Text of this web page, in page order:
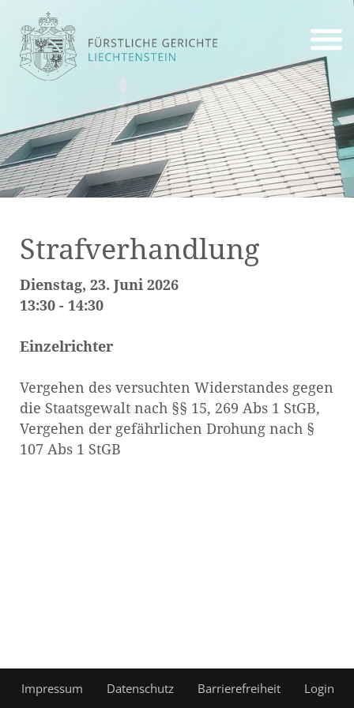
Strafverhandlung
Dienstag, 23. Juni 2026
13:30 - 14:30
Einzelrichter
Vergehen des versuchten Widerstandes gegen
die Staatsgewalt nach §§ 15, 269 Abs 1 StGB,
Vergehen der gefährlichen Drohung nach §
107 Abs 1 StGB
Impressum Datenschutz Barrierefreiheit Login